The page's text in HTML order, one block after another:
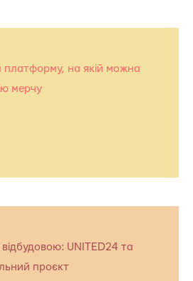
платформу, на якій можна
мерчу
UNITED24 та
проєкт